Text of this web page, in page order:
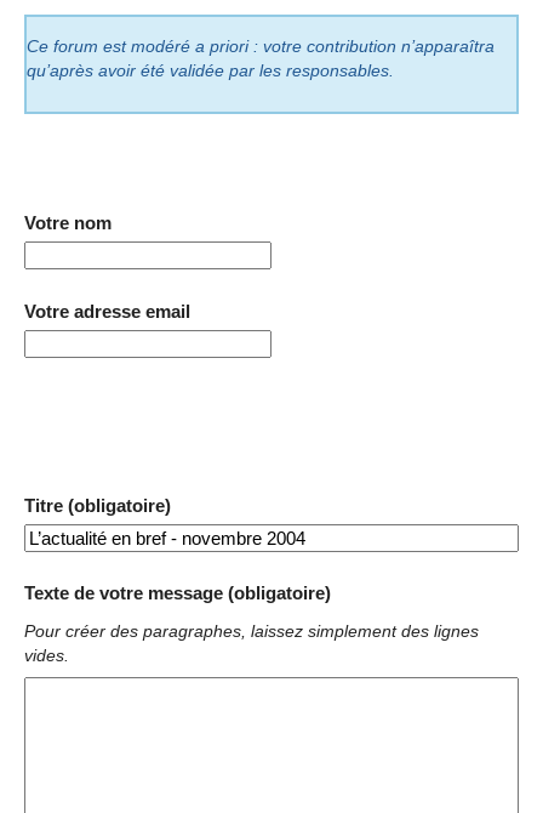
Ce forum est modéré a priori : votre contribution n’apparaîtra
qu’après avoir été validée par les responsables.
Votre nom
Votre adresse email
Titre (obligatoire)
Texte de votre message (obligatoire)
Pour créer des paragraphes, laissez simplement des lignes
vides.